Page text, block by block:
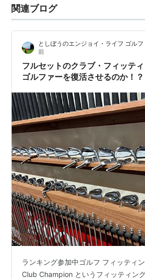
つもありがとう」 簡単な梱包～ ちょ
は、旅に出てる最中なのでそのまま
関連ブログ
としぼうのエンジョイ・ライフ ゴル
前
フルセットのクラブ・フィッテ
ゴルファーを復活させるのか！
ランキング参加中ゴルフ フィッティ
Club Champion というフィッティン